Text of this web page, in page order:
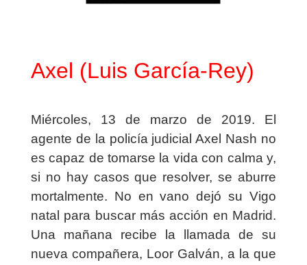
Axel (Luis García-Rey)
Miércoles, 13 de marzo de 2019. El
agente de la policía judicial Axel Nash no
es capaz de tomarse la vida con calma y,
si no hay casos que resolver, se aburre
mortalmente. No en vano dejó su Vigo
natal para buscar más acción en Madrid.
Una mañana recibe la llamada de su
nueva compañera, Loor Galván, a la que